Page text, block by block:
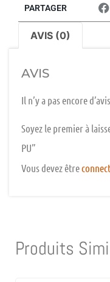
PARTAGER
AVIS (0)
AVIS
Il n’y a pas encore d’avis.
Soyez le premier à
PU”
Vous devez être
Produits